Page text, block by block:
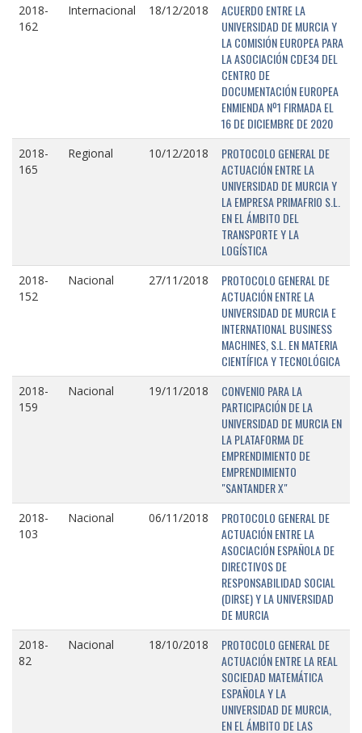
2018-
162
Internacional 18/12/2018
ACUERDO ENTRE LA
UNIVERSIDAD DE MURCIA Y
LA COMISIÓN EUROPEA PARA
LA ASOCIACIÓN CDE34 DEL
CENTRO DE
DOCUMENTACIÓN EUROPEA
ENMIENDA Nº1 FIRMADA EL
16 DE DICIEMBRE DE 2020
2018-
165
Regional 10/12/2018
PROTOCOLO GENERAL DE
ACTUACIÓN ENTRE LA
UNIVERSIDAD DE MURCIA Y
LA EMPRESA PRIMAFRIO S.L.
EN EL ÁMBITO DEL
TRANSPORTE Y LA
LOGÍSTICA
2018-
152
Nacional 27/11/2018
PROTOCOLO GENERAL DE
ACTUACIÓN ENTRE LA
UNIVERSIDAD DE MURCIA E
INTERNATIONAL BUSINESS
MACHINES, S.L. EN MATERIA
CIENTÍFICA Y TECNOLÓGICA
2018-
159
Nacional 19/11/2018
CONVENIO PARA LA
PARTICIPACIÓN DE LA
UNIVERSIDAD DE MURCIA EN
LA PLATAFORMA DE
EMPRENDIMIENTO DE
EMPRENDIMIENTO
"SANTANDER X"
2018-
103
Nacional 06/11/2018
PROTOCOLO GENERAL DE
ACTUACIÓN ENTRE LA
ASOCIACIÓN ESPAÑOLA DE
DIRECTIVOS DE
RESPONSABILIDAD SOCIAL
(DIRSE) Y LA UNIVERSIDAD
DE MURCIA
2018-
82
Nacional 18/10/2018
PROTOCOLO GENERAL DE
ACTUACIÓN ENTRE LA REAL
SOCIEDAD MATEMÁTICA
ESPAÑOLA Y LA
UNIVERSIDAD DE MURCIA,
EN EL ÁMBITO DE LAS